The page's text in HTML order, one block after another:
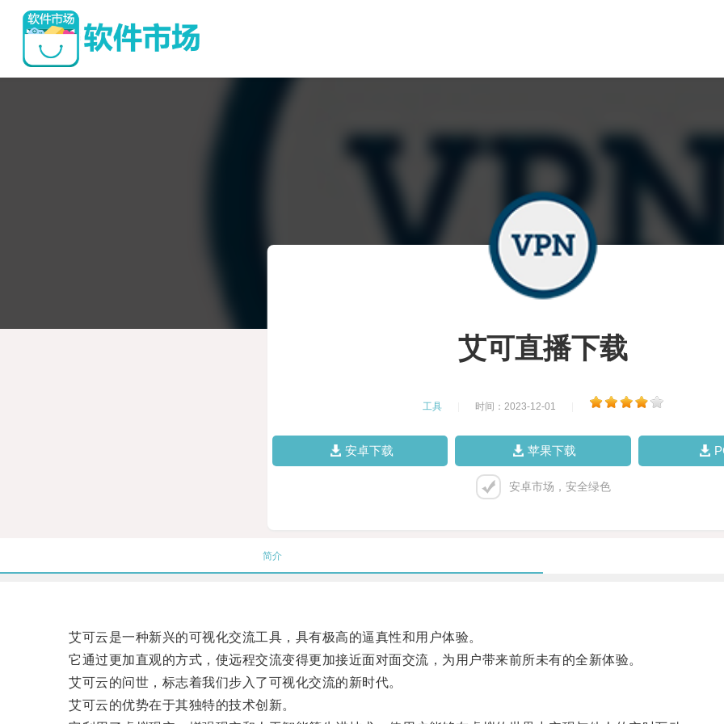
艾可直播下载
工具 时间：2023-12-01
安卓下载 苹果下载
安卓市场，安全绿色
简介
艾可云是一种新兴的可视化交流工具，具有极高的逼真性和用户体验。
它通过更加直观的方式，使远程交流变得更加接近面对面交流，为用户带来前所未有的全新体验。
艾可云的问世，标志着我们步入了可视化交流的新时代。
艾可云的优势在于其独特的技术创新。